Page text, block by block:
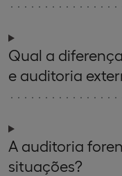
Qual a
e auditoria
A auditoria
situações?